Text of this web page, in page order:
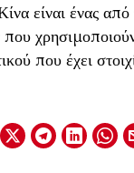
είναι ένας
που έχει